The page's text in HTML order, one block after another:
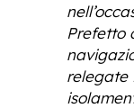
Prefetto
relegate